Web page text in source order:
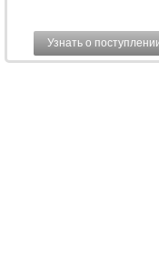
Узнать о